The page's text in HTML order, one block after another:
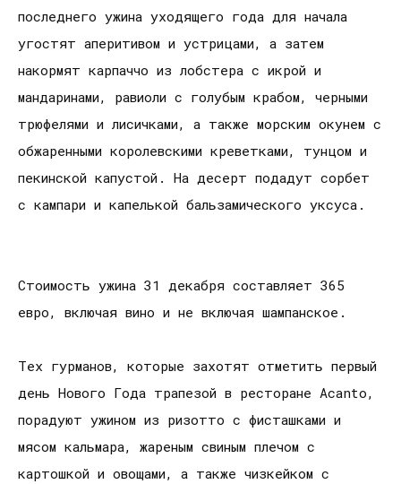
последнего ужина уходящего года для начала
угостят аперитивом и устрицами, а затем
накормят карпаччо из лобстера с икрой и
мандаринами, равиоли с голубым крабом, черными
трюфелями и лисичками, а также морским окунем с
обжаренными королевскими креветками, тунцом и
пекинской капустой. На десерт подадут сорбет
с кампари и капелькой бальзамического уксуса.
Стоимость ужина 31 декабря составляет 365
евро, включая вино и не включая шампанское.
Тех гурманов, которые захотят отметить первый
день Нового Года трапезой в ресторане Acanto,
порадуют ужином из ризотто с фисташками и
мясом кальмара, жареным свиным плечом с
картошкой и овощами, а также чизкейком с